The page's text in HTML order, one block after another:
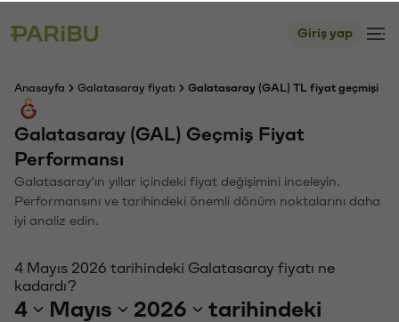
Giriş yap
Anasayfa Galatasaray fiyatı Galatasaray (GAL) TL fiyat geçmişi
Galatasaray (GAL) Geçmiş Fiyat
Performansı
Galatasaray'ın yıllar içindeki fiyat değişimini inceleyin.
Performansını ve tarihindeki önemli dönüm noktalarını daha
iyi analiz edin.
4 Mayıs 2026 tarihindeki Galatasaray fiyatı ne
kadardı?
4 Mayıs 2026
tarihindeki